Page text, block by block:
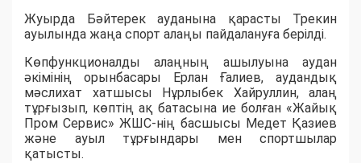
Жуырда Бәйтерек ауданына қарасты Трекин
ауылында жаңа спорт алаңы пайдалануға берілді.
Көпфункционалды алаңның ашылуына аудан
әкімінің орынбасары Ерлан Ғалиев, аудандық
мәслихат хатшысы Нұрлыбек Хайруллин, алаң
тұрғызып, көптің ақ батасына ие болған «Жайық
Пром Сервис» ЖШС-нің басшысы Медет Қазиев
және ауыл тұрғындары мен спортшылар
қатысты.